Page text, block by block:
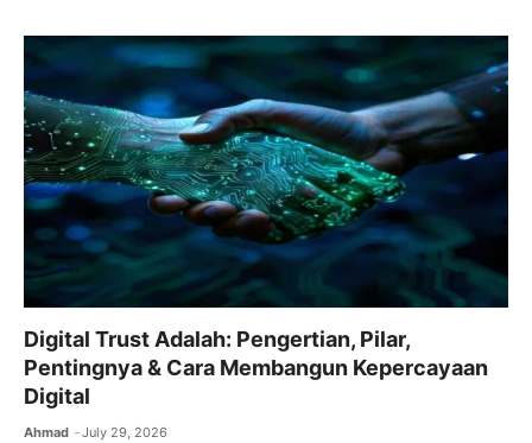
Digital Trust Adalah: Pengertian, Pilar,
Pentingnya & Cara Membangun Kepercayaan
Digital
Ahmad July 29, 2026